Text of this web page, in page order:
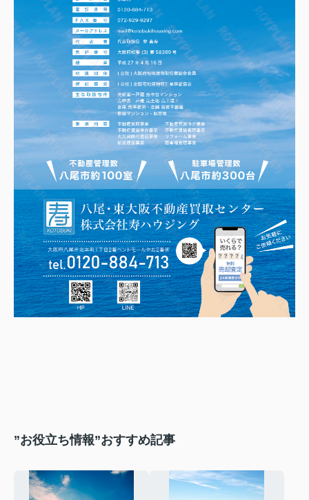
”お役立ち情報”おすすめ記事